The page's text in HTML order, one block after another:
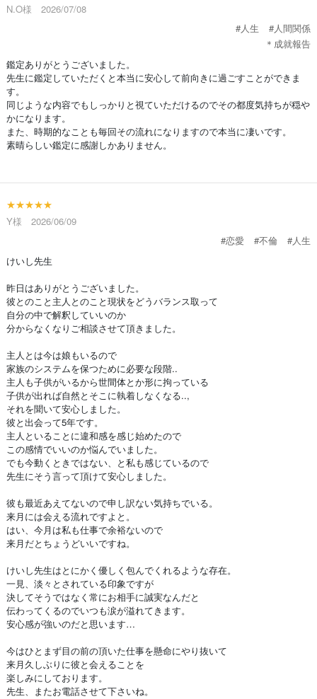
N.O様 2026/07/08
#人生
#人間関係
＊成就報告
鑑定ありがとうございました。
先生に鑑定していただくと本当に安心して前向きに過ごすことができま
す。
同じような内容でもしっかりと視ていただけるのでその都度気持ちが穏や
かになります。
また、時期的なことも毎回その流れになりますので本当に凄いです。
素晴らしい鑑定に感謝しかありません。
★★★★★
Y様 2026/06/09
#恋愛
#不倫
#人生
けいし先生
昨日はありがとうございました。
彼とのこと主人とのこと現状をどうバランス取って
自分の中で解釈していいのか
分からなくなりご相談させて頂きました。
主人とは今は娘もいるので
家族のシステムを保つために必要な段階..
主人も子供がいるから世間体とか形に拘っている
子供が出れば自然とそこに執着しなくなる..,
それを聞いて安心しました。
彼と出会って5年です。
主人といることに違和感を感じ始めたので
この感情でいいのか悩んでいました。
でも今動くときではない、と私も感じているので
先生にそう言って頂けて安心しました。
彼も最近あえてないので申し訳ない気持ちでいる。
来月には会える流れですよと。
はい、今月は私も仕事で余裕ないので
来月だとちょうどいいですね。
けいし先生はとにかく優しく包んでくれるような存在。
一見、淡々とされている印象ですが
決してそうではなく常にお相手に誠実なんだと
伝わってくるのでいつも涙が溢れてきます。
安心感が強いのだと思います…
今はひとまず目の前の頂いた仕事を懸命にやり抜いて
来月久しぶりに彼と会えることを
楽しみにしております。
先生、またお電話させて下さいね。